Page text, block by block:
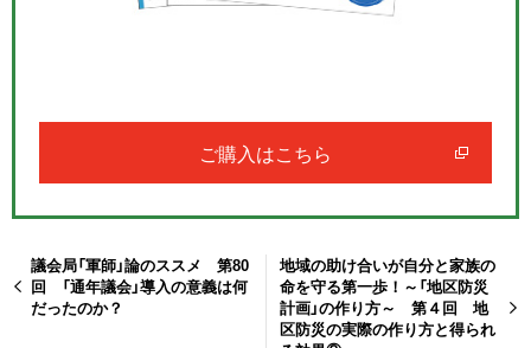
ご購入はこちら
議会局「軍師」論のススメ 第80
回 「通年議会」導入の意義は何
だったのか？
地域の助け合いが自分と家族の
命を守る第一歩！～「地区防災
計画」の作り方～ 第４回 地
区防災の実際の作り方と得られ